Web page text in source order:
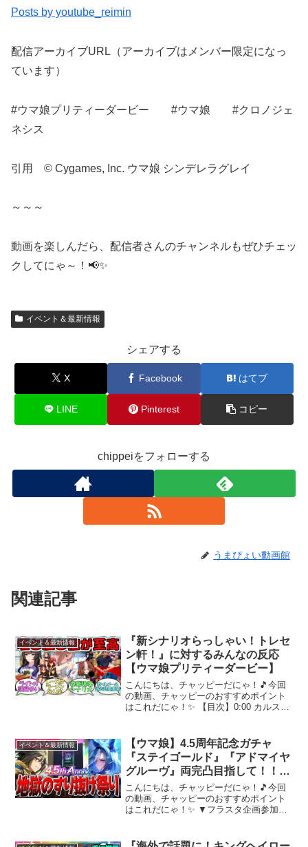
Posts by youtube_reimin
配信アーカイブURL（アーカイブはメンバー限定になっ
ています）
#ウマ娘プリティーダービー #ウマ娘 #クロノジェ
ネシス
引用 © Cygames, Inc. ウマ娘 シンデレラグレイ
～～～
動画を楽しんだら、配信者さんのチャンネルもぜひチェッ
クしてにゃ～！📢✨
イベント＆最新情報
シェアする
X Facebook はてブ
LINE Pinterest コピー
chippeiをフォローする
うまぴょい動画館
関連記事
イベント＆最新情報
『新シナリオらっしゃい！トレセ
ン軒！』に対するみんなの反応
【ウマ娘プリティーダービー】
こんにちは、チャッピーだにゃ！🎵今回
の動画、チャッピーのおすすめポイント
はこれだにゃ！✨ 【目次】0:00 カルスト
演出10:08 ファインモーション...
イベント＆最新情報
【ウマ娘】4.5周年記念ガチャ
『ステイゴールド』『アドマイヤ
グルーヴ』両完凸目指して！！
このガチャ、なにか変…！？
こんにちは、チャッピーだにゃ！🎵今回
の動画、チャッピーのおすすめポイント
はこれだにゃ！✨ ▼フラスタ企画参加は
事前知識➡スピード5枚編成！？➡トレー